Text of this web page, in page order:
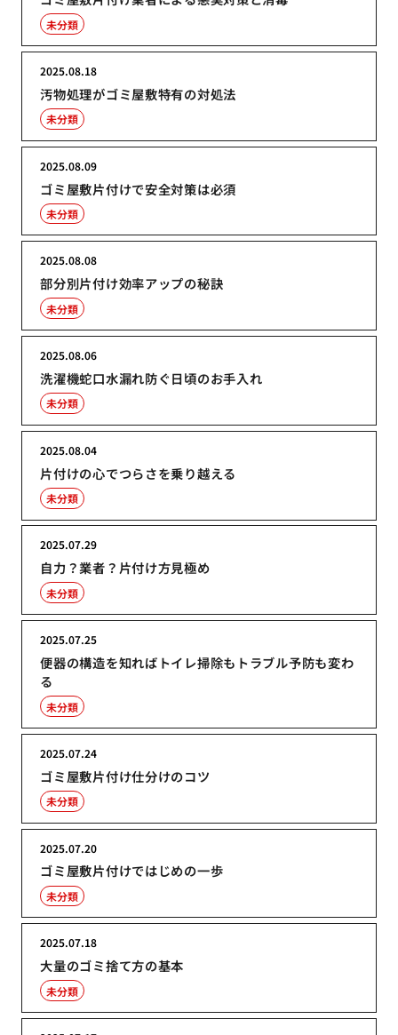
未分類
汚物処理がゴミ屋敷特有の対処法
2025.08.18
未分類
ゴミ屋敷片付けで安全対策は必須
2025.08.09
未分類
部分別片付け効率アップの秘訣
2025.08.08
未分類
洗濯機蛇口水漏れ防ぐ日頃のお手入れ
2025.08.06
未分類
片付けの心でつらさを乗り越える
2025.08.04
未分類
自力？業者？片付け方見極め
2025.07.29
未分類
便器の構造を知ればトイレ掃除もトラブル予防も変わ
る
2025.07.25
未分類
ゴミ屋敷片付け仕分けのコツ
2025.07.24
未分類
ゴミ屋敷片付けではじめの一歩
2025.07.20
未分類
大量のゴミ捨て方の基本
2025.07.18
未分類